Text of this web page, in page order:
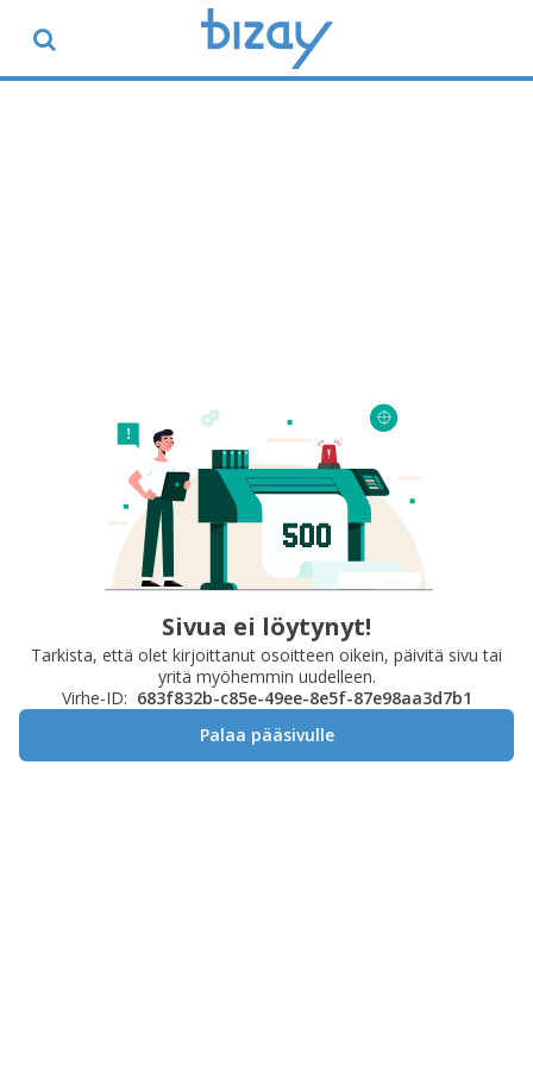
Sivua ei löytynyt!
Tarkista, että olet kirjoittanut osoitteen oikein, päivitä sivu tai
yritä myöhemmin uudelleen.
Virhe-ID: 683f832b-c85e-49ee-8e5f-87e98aa3d7b1